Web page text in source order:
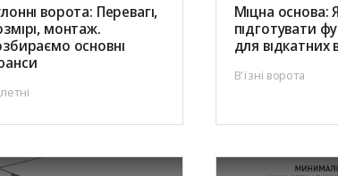
ворота: Перевагі,
монтаж.
основні
Міцна основа:
підготувати
для відкатних
В'їзні ворота